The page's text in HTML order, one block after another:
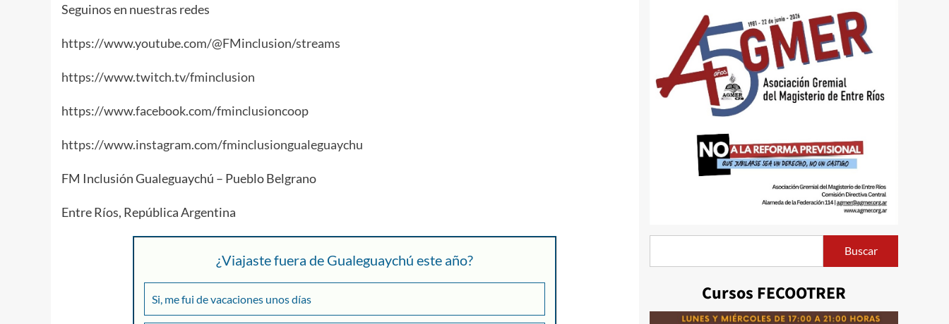
Seguinos en nuestras redes
https://www.youtube.com/@FMinclusion/streams
https://www.twitch.tv/fminclusion
https://www.facebook.com/fminclusioncoop
https://www.instagram.com/fminclusiongualeguaychu
FM Inclusión Gualeguaychú – Pueblo Belgrano
Entre Ríos, República Argentina
¿Viajaste fuera de Gualeguaychú este año?
Si, me fui de vacaciones unos días
Buscar
Cursos FECOOTRER